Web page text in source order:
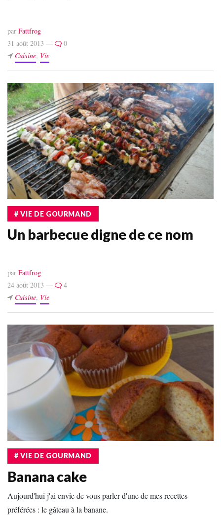
par Fattfrog
31 août 2013 —
0
Cuisine, Vie
# VIE DE GOURMAND
Un barbecue digne de ce nom
par Fattfrog
24 août 2013 —
4
Cuisine, Vie
# VIE DE GOURMAND
Banana cake
Aujourd'hui j'ai envie de vous parler d'une de mes recettes
préférées : le gâteau à la banane.